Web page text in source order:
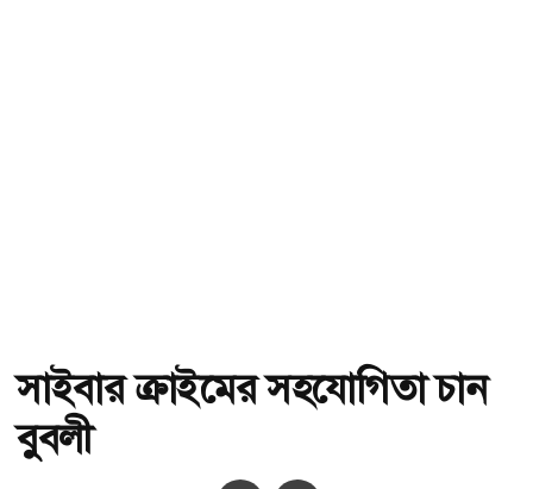
সাইবার ক্রাইমের সহযোগিতা চান
বুবলী